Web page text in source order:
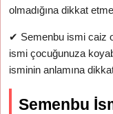
olmadığına dikkat
✔ Semenbu ismi caiz
ismi çocuğunuza
isminin anlamına
Semenbu